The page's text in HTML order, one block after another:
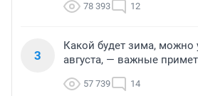
78 393 12
3
Какой будет зима, можно
августа, — важные
57 739 14